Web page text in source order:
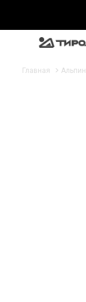
Главная